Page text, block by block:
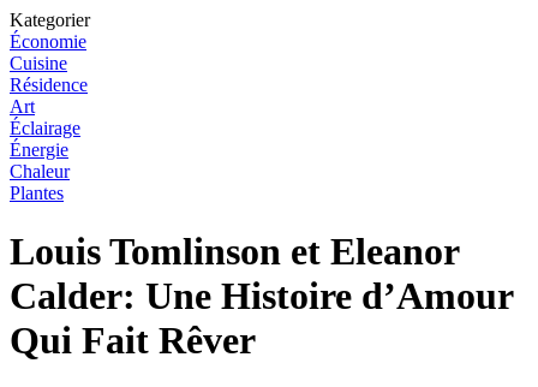
Kategorier
Économie
Cuisine
Résidence
Art
Éclairage
Énergie
Chaleur
Plantes
Louis Tomlinson et Eleanor
Calder: Une Histoire d’Amour
Qui Fait Rêver